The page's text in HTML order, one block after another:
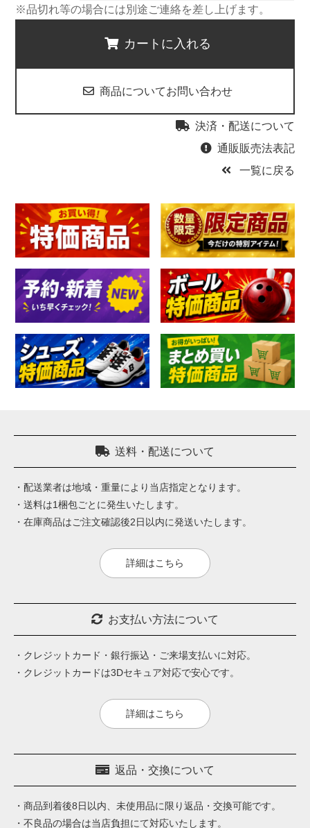
※品切れ等の場合には別途ご連絡を差し上げます。
カートに入れる
商品についてお問い合わせ
決済・配送について
通販販売法表記
一覧に戻る
送料・配送について
・配送業者は地域・重量により当店指定となります。
・送料は1梱包ごとに発生いたします。
・在庫商品はご注文確認後2日以内に発送いたします。
詳細はこちら
お支払い方法について
・クレジットカード・銀行振込・ご来場支払いに対応。
・クレジットカードは3Dセキュア対応で安心です。
詳細はこちら
返品・交換について
・商品到着後8日以内、未使用品に限り返品・交換可能です。
・不良品の場合は当店負担にて対応いたします。